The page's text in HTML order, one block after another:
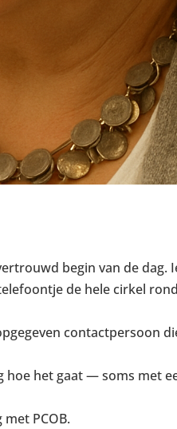
begin van de
de hele cirkel
contactpersoon
hoe het gaat — soms met
PCOB.